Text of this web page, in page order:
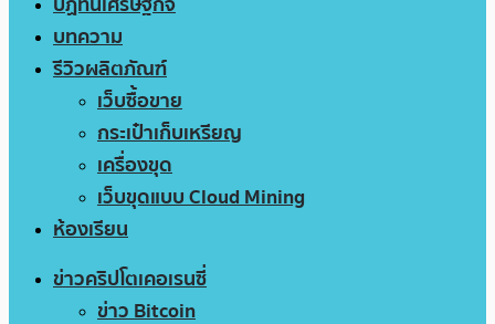
บทความ
รีวิวผลิตภัณฑ์
เว็บซื้อขาย
กระเป๋าเก็บเหรียญ
เครื่องขุด
เว็บขุดแบบ Cloud Mining
ห้องเรียน
ข่าวคริปโตเคอเรนซี่
ข่าว Bitcoin